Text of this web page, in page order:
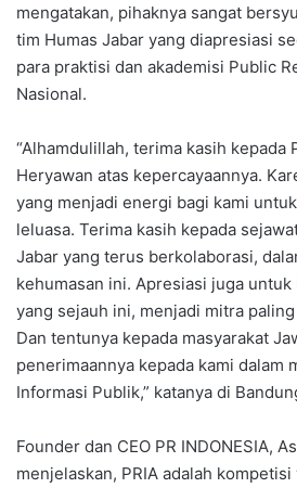
mengatakan, pihaknya sangat
tim Humas Jabar yang diapresiasi
para praktisi dan akademisi Public
Nasional.
“Alhamdulillah, terima kasih kepada
Heryawan atas kepercayaannya.
yang menjadi energi bagi kami
leluasa. Terima kasih kepada
Jabar yang terus berkolaborasi,
kehumasan ini. Apresiasi juga
yang sejauh ini, menjadi mitra
Dan tentunya kepada masyarakat
penerimaannya kepada kami dalam
Informasi Publik,” katanya di
Founder dan CEO PR INDONESIA,
menjelaskan, PRIA adalah